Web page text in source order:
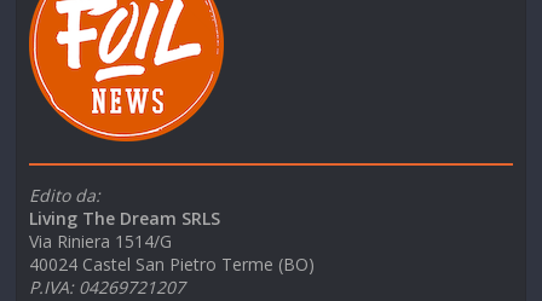
Edito da:
Living The Dream SRLS
Via Riniera 1514/G
40024 Castel San Pietro Terme (BO)
P.IVA: 04269721207